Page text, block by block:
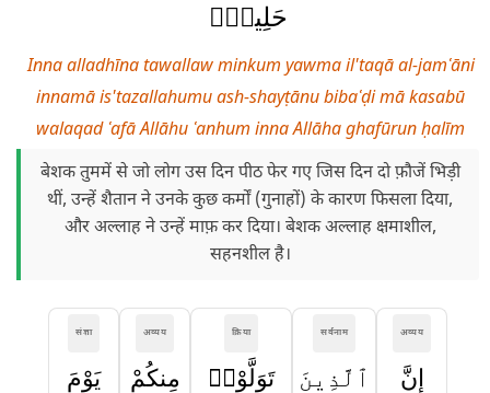
حَلِيمٌۭ
Inna alladhīna tawallaw minkum yawma il'taqā al-jamʿāni
innamā is'tazallahumu ash-shayṭānu bibaʿḍi mā kasabū
walaqad ʿafā Allāhu ʿanhum inna Allāha ghafūrun ḥalīm
बेशक तुममें से जो लोग उस दिन पीठ फेर गए जिस दिन दो फ़ौजें भिड़ी
थीं, उन्हें शैतान ने उनके कुछ कर्मों (गुनाहों) के कारण फिसला दिया,
और अल्लाह ने उन्हें माफ़ कर दिया। बेशक अल्लाह क्षमाशील,
सहनशील है।
अव्यय
إِنَّ
सर्वनाम
ٱلَّذِينَ
क्रिया
تَوَلَّوْا۟
अव्यय
مِنكُمْ
संज्ञा
يَوْمَ